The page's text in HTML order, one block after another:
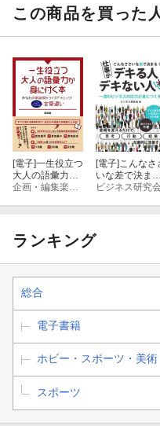
２ 横隔膜を鍛えたら次は・
ング
１ ダイアゴナルの詳しい実
グ）
■４章 腕立て伏せは実は体
につけることが大切
１ 腕立て伏せは腕に効くだ
２ 腕立て伏せをしながら正
よう！
■５章 フロントブリッジの
ントブリッジ
１ 実際、フロントブリッジ
２ フロントブリッジのやり
方法がわかる〜
この商品を買った
[電子]一生役立つ
大人の語彙力が
身に付く本 あ
だよ言葉遣い
企画・編集楽出版
[電子]こんなさ
いな差で決ま
る！仕事がデ
につく本
ビジネス研究
ランキング
総合
電子書籍
ホビー・スポーツ・美術
スポーツ